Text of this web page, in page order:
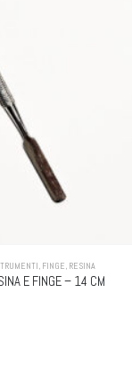
, FINGE, RESINA
E FINGE – 14 CM